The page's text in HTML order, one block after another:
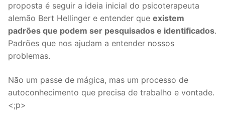
proposta é seguir a ideia inicial do psicoterapeuta
alemão Bert Hellinger e entender que existem
padrões que podem ser pesquisados e identificados.
Padrões que nos ajudam a entender nossos
problemas.
Não um passe de mágica, mas um processo de
autoconhecimento que precisa de trabalho e vontade.
<;p>